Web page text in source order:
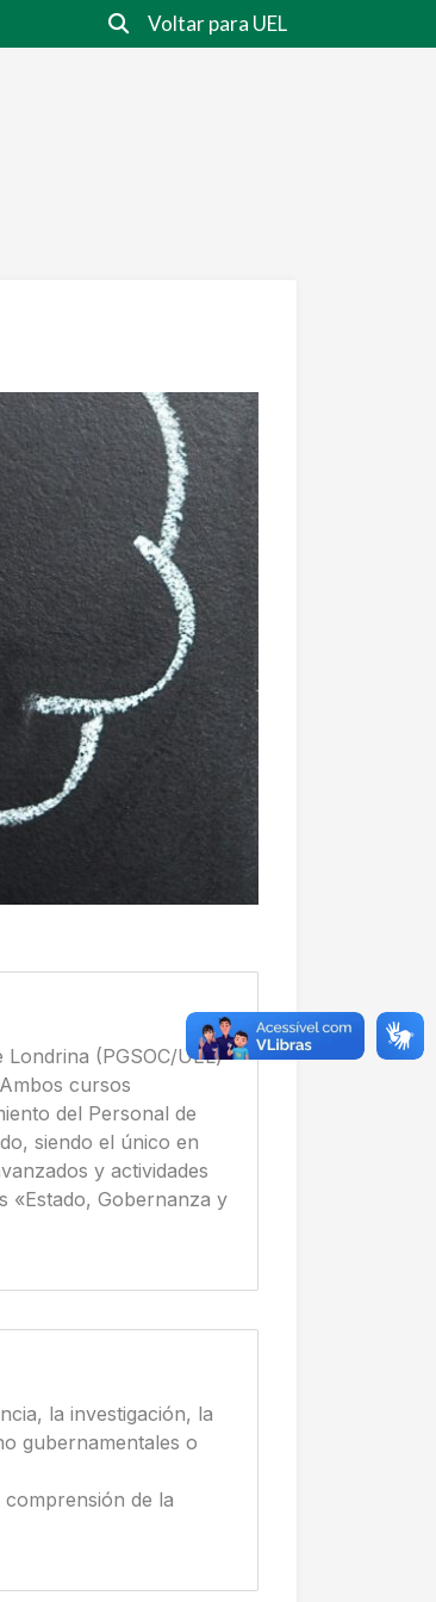
Voltar para UEL
(PGSOC/UEL)
cursos
del Personal de
siendo el único en
y actividades
«Estado, Gobernanza y
la investigación, la
gubernamentales o
de la